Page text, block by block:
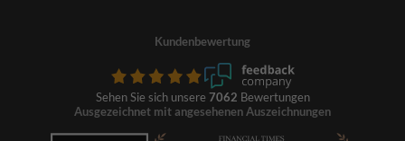
Kundenbewertung
Sehen Sie sich unsere 7062 Bewertungen
Ausgezeichnet mit angesehenen Auszeichnungen